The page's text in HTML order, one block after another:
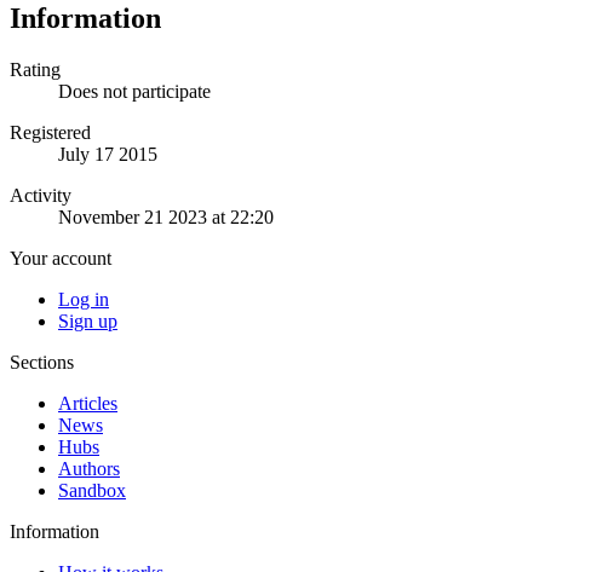
Information
Rating
Does not participate
Registered
July 17 2015
Activity
November 21 2023 at 22:20
Your account
Log in
Sign up
Sections
Articles
News
Hubs
Authors
Sandbox
Information